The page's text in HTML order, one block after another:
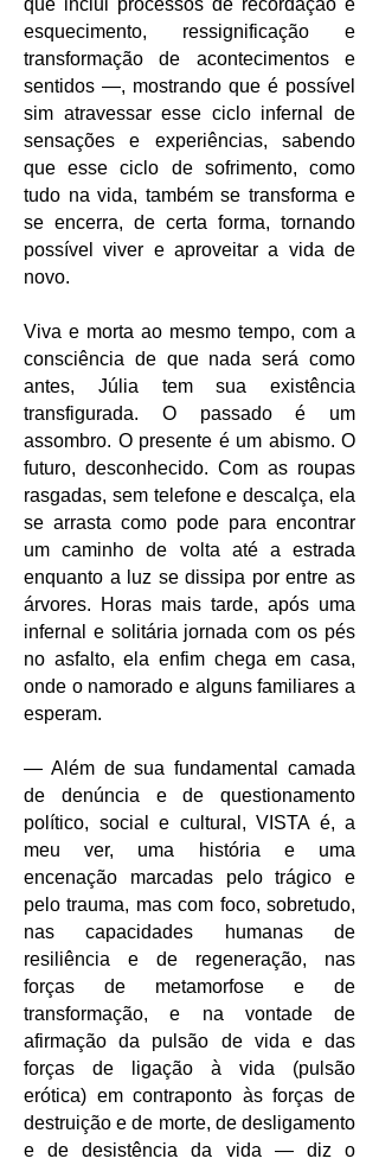
que inclui processos de recordação e
esquecimento, ressignificação e
transformação de acontecimentos e
sentidos —, mostrando que é possível
sim atravessar esse ciclo infernal de
sensações e experiências, sabendo
que esse ciclo de sofrimento, como
tudo na vida, também se transforma e
se encerra, de certa forma, tornando
possível viver e aproveitar a vida de
novo.
Viva e morta ao mesmo tempo, com a
consciência de que nada será como
antes, Júlia tem sua existência
transfigurada. O passado é um
assombro. O presente é um abismo. O
futuro, desconhecido. Com as roupas
rasgadas, sem telefone e descalça, ela
se arrasta como pode para encontrar
um caminho de volta até a estrada
enquanto a luz se dissipa por entre as
árvores. Horas mais tarde, após uma
infernal e solitária jornada com os pés
no asfalto, ela enfim chega em casa,
onde o namorado e alguns familiares a
esperam.
— Além de sua fundamental camada
de denúncia e de questionamento
político, social e cultural, VISTA é, a
meu ver, uma história e uma
encenação marcadas pelo trágico e
pelo trauma, mas com foco, sobretudo,
nas capacidades humanas de
resiliência e de regeneração, nas
forças de metamorfose e de
transformação, e na vontade de
afirmação da pulsão de vida e das
forças de ligação à vida (pulsão
erótica) em contraponto às forças de
destruição e de morte, de desligamento
e de desistência da vida — diz o